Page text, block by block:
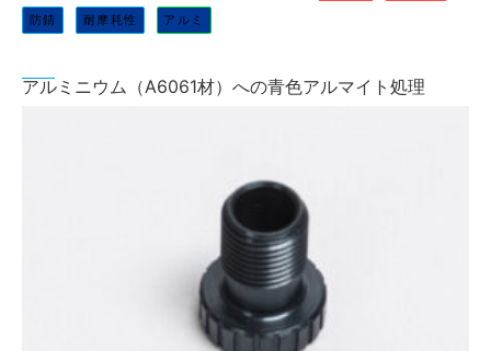
防錆 耐摩耗性 アルミ
アルミニウム（A6061材）への青色アルマイト処理